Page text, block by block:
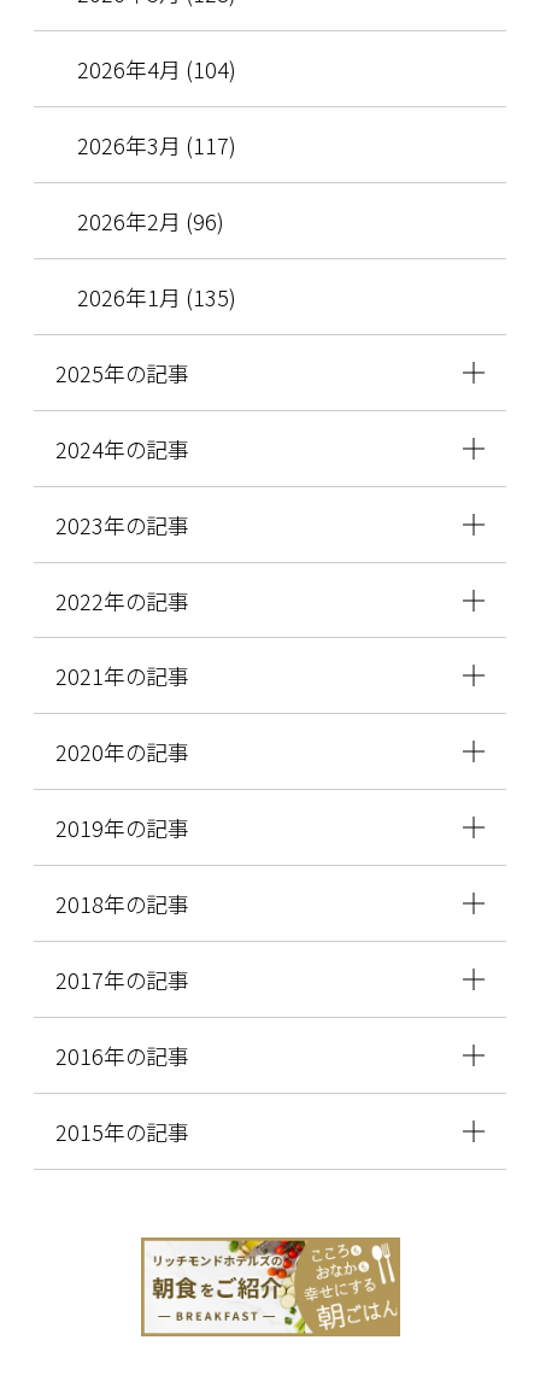
2026年4月 (104)
2026年3月 (117)
2026年2月 (96)
2026年1月 (135)
2025年の記事
2024年の記事
2023年の記事
2022年の記事
2021年の記事
2020年の記事
2019年の記事
2018年の記事
2017年の記事
2016年の記事
2015年の記事